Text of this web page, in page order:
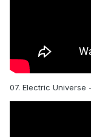
07. Electric Universe